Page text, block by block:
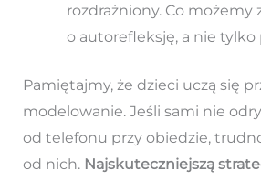
rozdrażniony. Co możemy
o autorefleksję, a nie tylko
Pamiętajmy, że dzieci uczą się
modelowanie. Jeśli sami nie
od telefonu przy obiedzie,
od nich. Najskuteczniejszą